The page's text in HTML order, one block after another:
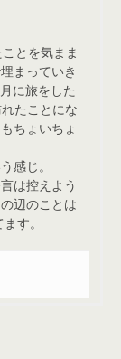
とを気まま
まっていき
に旅をした
たことにな
ちょいちょ
感じ。
は控えよう
辺のことは
す。